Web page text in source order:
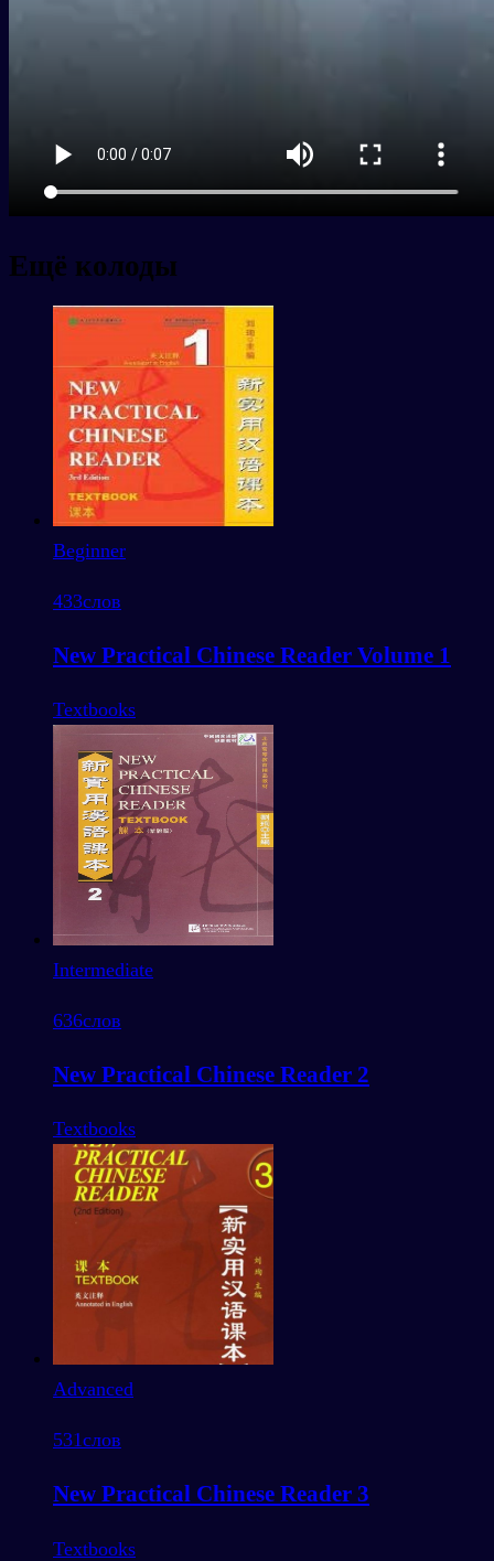
Ещё колоды
Beginner
433слов
New Practical Chinese Reader Volume 1
Textbooks
Intermediate
636слов
New Practical Chinese Reader 2
Textbooks
Advanced
531слов
New Practical Chinese Reader 3
Textbooks